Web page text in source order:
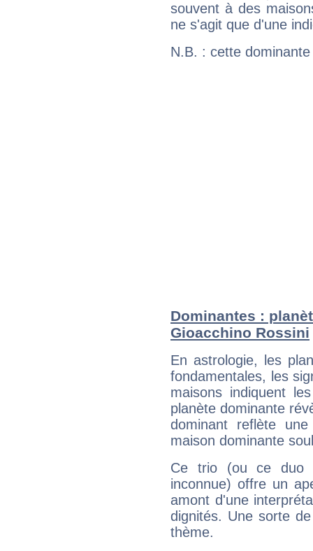
souvent à des
ne s'agit que d'une
N.B. : cette
Dominantes :
Gioacchino Rossini
En astrologie, les
fondamentales, les
maisons indiquent
planète dominante
dominant reflète
maison dominante
Ce trio (ou ce duo
inconnue) offre un
amont d'une
dignités. Une sorte
thème.